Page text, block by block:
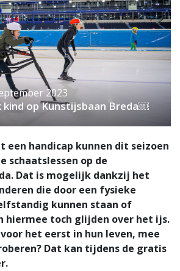
2023
kind op Kunstijsbaan Breda￼
een handicap kunnen dit seizoen
schaatslessen op de
Dat is mogelijk dankzij het
die door een fysieke
kunnen staan of
hiermee toch glijden over het ijs.
het eerst in hun leven, mee
Dat kan tijdens de gratis